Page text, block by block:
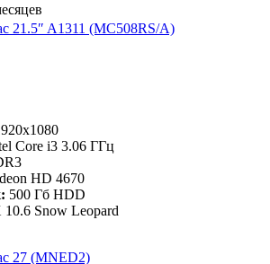
21.5″ A1311 (MC508RS/A)
Core i3 3.06 ГГц
HD 4670
500 Гб HDD
10.6 Snow Leopard
27 (MNED2)